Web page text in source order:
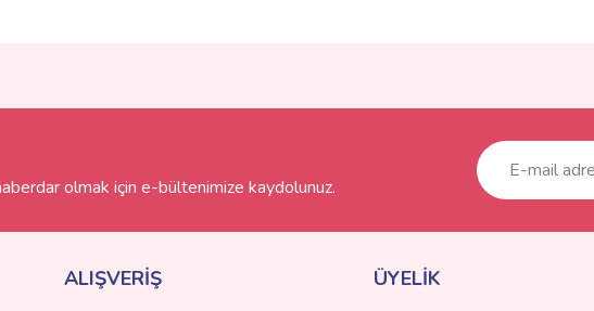
görüntülenemiyor.
olmalı.
olmak için e-bültenimize kaydolunuz.
ALIŞVERİŞ ÜYELİK